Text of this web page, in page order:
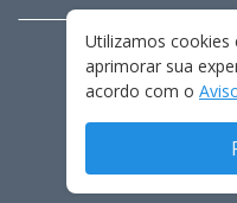
FALE
TERMOS E
Utilizamos cookies
aprimorar sua
acordo com o